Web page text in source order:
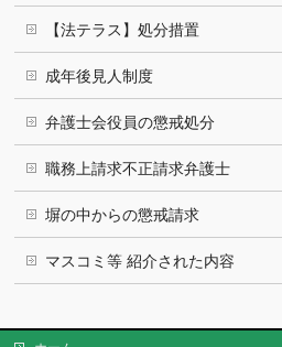
【法テラス】処分措置
成年後見人制度
弁護士会役員の懲戒処分
職務上請求不正請求弁護士
塀の中からの懲戒請求
マスコミ等 紹介された内容